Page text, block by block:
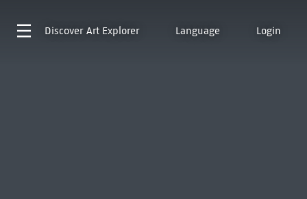
Discover Art Explorer Language Login